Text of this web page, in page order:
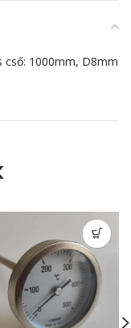
cső: 1000mm, D8mm